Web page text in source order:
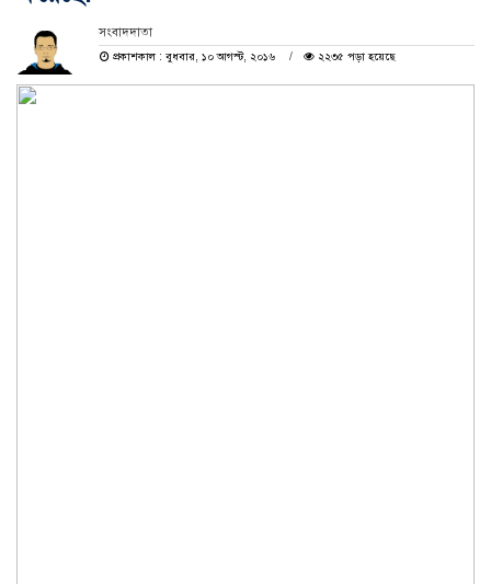
সংবাদদাতা
প্রকাশকাল : বুধবার, ১০ আগস্ট, ২০১৬
২২৩৫ পড়া হয়েছে